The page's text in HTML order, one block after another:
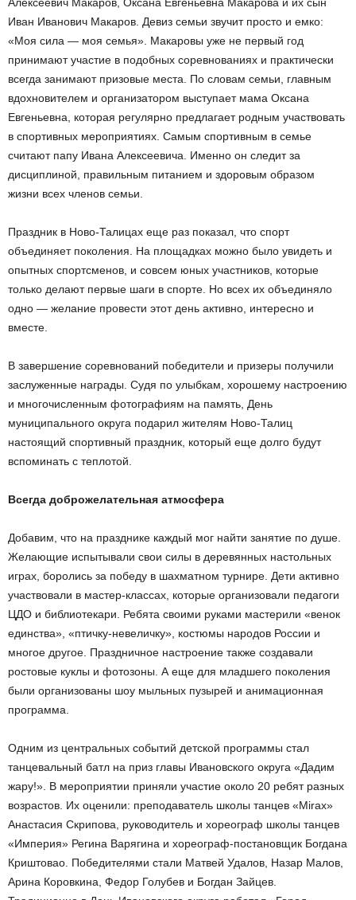
Иван Иванович Макаров. Девиз семьи звучит просто и емко:
«Моя сила — моя семья». Макаровы уже не первый год
принимают участие в подобных соревнованиях и практически
всегда занимают призовые места. По словам семьи, главным
вдохновителем и организатором выступает мама Оксана
Евгеньевна, которая регулярно предлагает родным участвовать
в спортивных мероприятиях. Самым спортивным в семье
считают папу Ивана Алексеевича. Именно он следит за
дисциплиной, правильным питанием и здоровым образом
жизни всех членов семьи.
Праздник в Ново-Талицах еще раз показал, что спорт
объединяет поколения. На площадках можно было увидеть и
опытных спортсменов, и совсем юных участников, которые
только делают первые шаги в спорте. Но всех их объединяло
одно — желание провести этот день активно, интересно и
вместе.
В завершение соревнований победители и призеры получили
заслуженные награды. Судя по улыбкам, хорошему настроению
и многочисленным фотографиям на память, День
муниципального округа подарил жителям Ново-Талиц
настоящий спортивный праздник, который еще долго будут
вспоминать с теплотой.
Всегда доброжелательная атмосфера
Добавим, что на празднике каждый мог найти занятие по душе.
Желающие испытывали свои силы в деревянных настольных
играх, боролись за победу в шахматном турнире. Дети активно
участвовали в мастер-классах, которые организовали педагоги
ЦДО и библиотекари. Ребята своими руками мастерили «венок
единства», «птичку-невеличку», костюмы народов России и
многое другое. Праздничное настроение также создавали
ростовые куклы и фотозоны. А еще для младшего поколения
были организованы шоу мыльных пузырей и анимационная
программа.
Одним из центральных событий детской программы стал
танцевальный батл на приз главы Ивановского округа «Дадим
жару!». В мероприятии приняли участие около 20 ребят разных
возрастов. Их оценили: преподаватель школы танцев «Mirax»
Анастасия Скрипова, руководитель и хореограф школы танцев
«Империя» Регина Варягина и хореограф-постановщик Богдана
Криштовао. Победителями стали Матвей Удалов, Назар Малов,
Арина Коровкина, Федор Голубев и Богдан Зайцев.